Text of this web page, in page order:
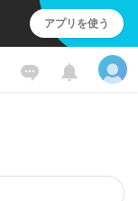
アプリを使う